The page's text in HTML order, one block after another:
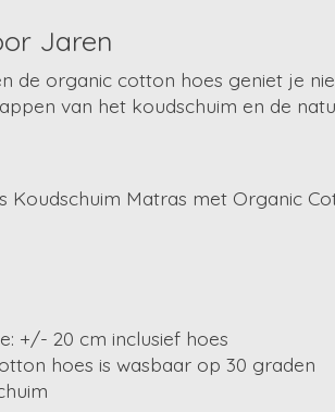
Jaren
de organic cotton hoes geniet je
van het koudschuim en de
Koudschuim Matras met Organic
+/- 20 cm inclusief hoes
hoes is wasbaar op 30 graden